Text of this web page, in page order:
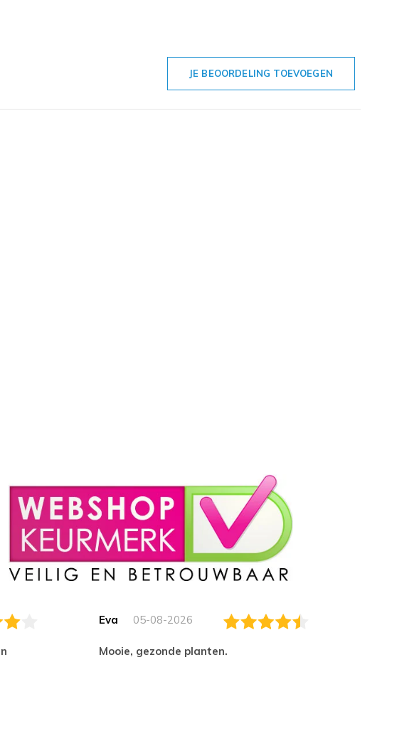
JE BEOORDELING TOEVOEGEN
Eva 05-08-2026
Mooie, gezonde planten.